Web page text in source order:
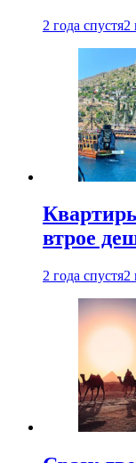
2 года спустя2
втрое
2 года спустя2